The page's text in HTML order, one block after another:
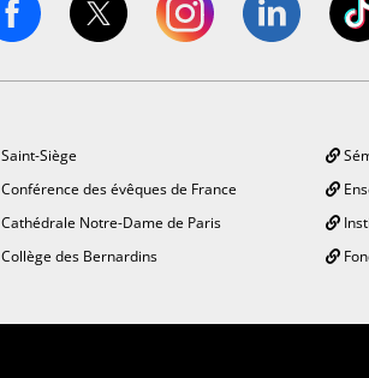
Saint-Siège
Conférence des évêques de France
Cathédrale Notre-Dame de Paris
Collège des Bernardins